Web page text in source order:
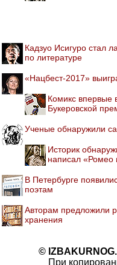
Кадзуо Исигуро стал
по литературе
«Нацбест-2017»
Комикс впервые
Букеровской
Ученые обнаружили
Историк
написал «Ромео
В Петербурге
поэтам
Авторам предложили
хранения
©
При